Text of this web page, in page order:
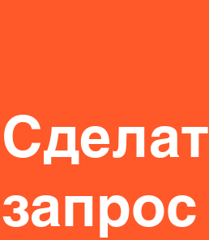
запрос